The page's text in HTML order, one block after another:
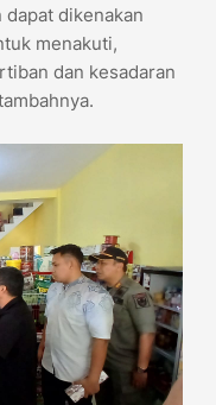
dikenakan
menakuti,
dan kesadaran